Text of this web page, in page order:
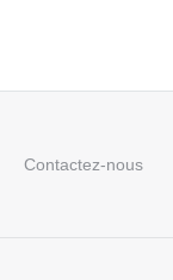
Contactez-nous